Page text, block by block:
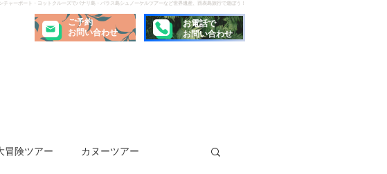
ャーボート・ヨットクルーズでパナリ島・バラス島シュノーケルツアーなど世界遺産、西表島旅行で遊ぼう！
ご予約
お問い合わせ
お電話で
お問い合わせ
冒険ツアー カヌーツアー